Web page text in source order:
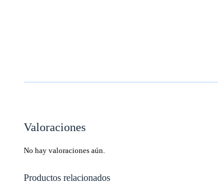
Valoraciones
No hay valoraciones aún.
Productos relacionados